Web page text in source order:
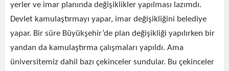
yerler ve imar planında değişiklikler yapılması lazımdı.
Devlet kamulaştırmayı yapar, imar değişikliğini belediye
yapar. Bir süre Büyükşehir’de plan değişikliği yapılırken bir
yandan da kamulaştırma çalışmaları yapıldı. Ama
üniversitemiz dahil bazı çekinceler sundular. Bu çekinceler